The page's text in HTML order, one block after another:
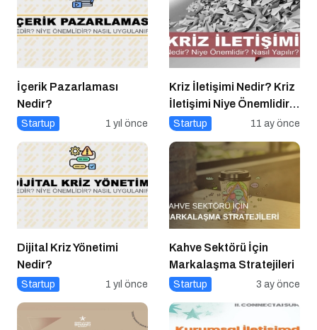
İçerik Pazarlaması
Nedir?
Startup 1 yıl önce
Kriz İletişimi Nedir? Kriz
İletişimi Niye Önemlidir?
Kriz İletişimi Nasıl
Startup 11 ay önce
Dijital Kriz Yönetimi
Nedir?
Startup 1 yıl önce
Kahve Sektörü İçin
Markalaşma Stratejileri
Startup 3 ay önce